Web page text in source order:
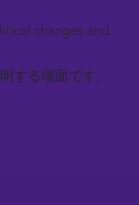
changes and
する場面です。